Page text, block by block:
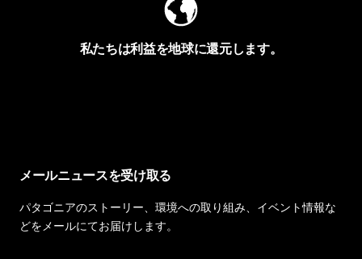
私たちは利益を地球に還元します。
メールニュースを受け取る
パタゴニアのストーリー、環境への取り組み、イベント情報な
どをメールにてお届けします。